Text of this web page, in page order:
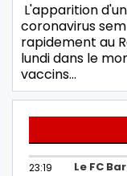
L'apparition
coronavirus
rapidement au
lundi dans le
vaccins…
23:19
Le FC